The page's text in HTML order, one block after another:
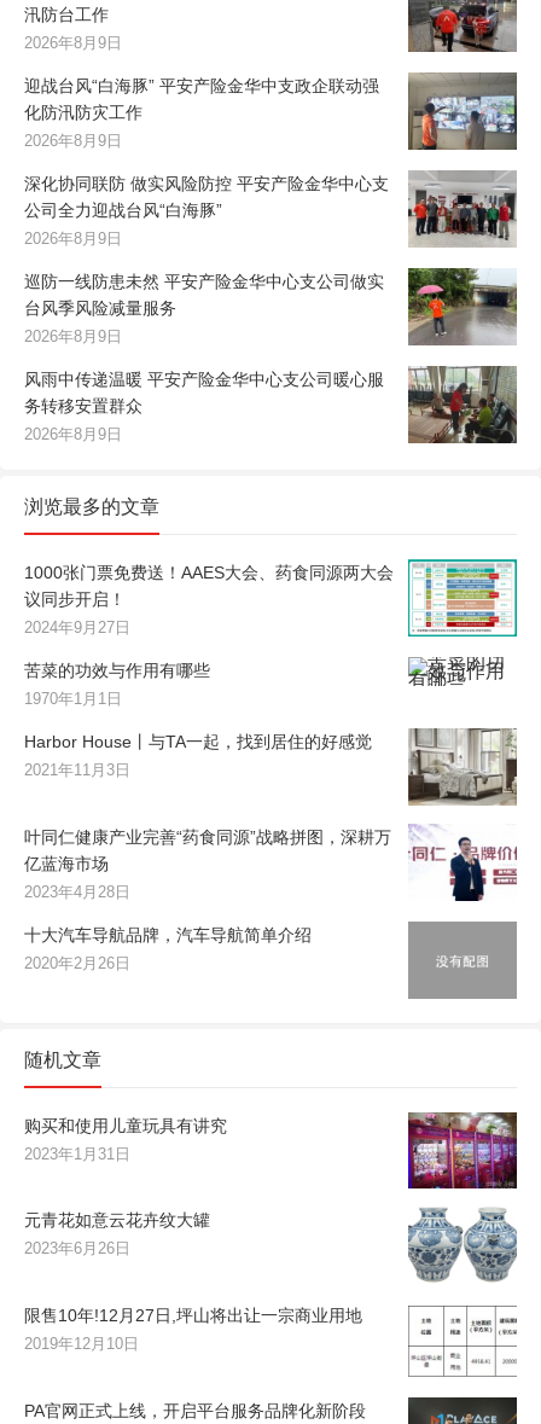
汛防台工作
2026年8月9日
迎战台风“白海豚” 平安产险金华中支政企联动强
化防汛防灾工作
2026年8月9日
深化协同联防 做实风险防控 平安产险金华中心支
公司全力迎战台风“白海豚”
2026年8月9日
巡防一线防患未然 平安产险金华中心支公司做实
台风季风险减量服务
2026年8月9日
风雨中传递温暖 平安产险金华中心支公司暖心服
务转移安置群众
2026年8月9日
浏览最多的文章
1000张门票免费送！AAES大会、药食同源两大会
议同步开启！
2024年9月27日
苦菜的功效与作用有哪些
1970年1月1日
Harbor House丨与TA一起，找到居住的好感觉
2021年11月3日
叶同仁健康产业完善“药食同源”战略拼图，深耕万
亿蓝海市场
2023年4月28日
十大汽车导航品牌，汽车导航简单介绍
2020年2月26日
随机文章
购买和使用儿童玩具有讲究
2023年1月31日
元青花如意云花卉纹大罐
2023年6月26日
限售10年!12月27日,坪山将出让一宗商业用地
2019年12月10日
PA官网正式上线，开启平台服务品牌化新阶段